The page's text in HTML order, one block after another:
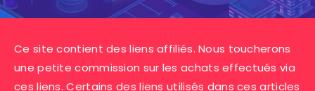
Ce site contient des liens affiliés. Nous toucherons
une petite commission sur les achats effectués via
ces liens. Certains des liens utilisés dans ces articles